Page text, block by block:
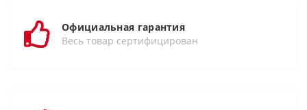
Официальная гарантия
Весь товар сертифицирован